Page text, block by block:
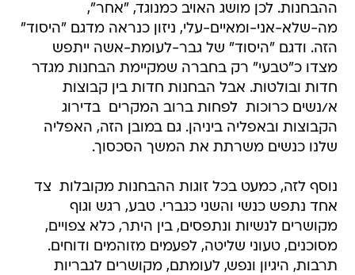
ההבחנות. לכן מושג האויב כמנוגד, "אחר",
מה-שלא-אני-ומאיים-עלי, ניזון כנראה מדגם "היסוד"
הזה. ודגם "היסוד" של גבר-לעומת-אשה ייתפש
מצדו כ"טבעי" רק בחברה שמקיימת הבחנות מגדר
חדות ובולטות. אבל הבחנות חדות בין קבוצות
א/נשים כרוכות  לפחות ברוב המקרים  בדירוג
הקבוצות ובאפליה ביניהן. גם במובן הזה, האפליה
שלנו כנשים משרתת את המשך הסכסוך.
נוסף לזה, כמעט בכל זוגות ההבחנות מקובלות  צד
אחד נתפש כנשי והשני כגברי. טבע, רגש וגוף
מקושרים לנשיות ונתפסים, בין היתר, כלא צפויים,
מסוכנים, טעוני שליטה, לפעמים מזוהמים ודוחים.
תרבות, היגיון ונפש, לעומתם, מקושרים לגבריות